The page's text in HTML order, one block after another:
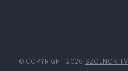
© COPYRIGHT 2026 SZOLNOK TV